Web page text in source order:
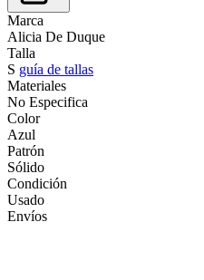
Marca
Alicia De Duque
Talla
S guía de tallas
Materiales
No Especifica
Color
Azul
Patrón
Sólido
Condición
Usado
Envíos